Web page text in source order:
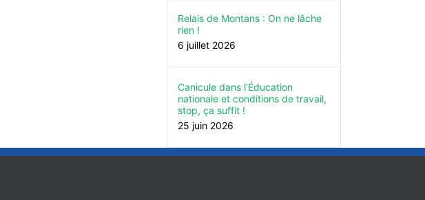
Relais de Montans : On ne lâche
rien !
6 juillet 2026
Canicule dans l’Éducation
nationale et conditions de travail,
stop, ça suffit !
25 juin 2026